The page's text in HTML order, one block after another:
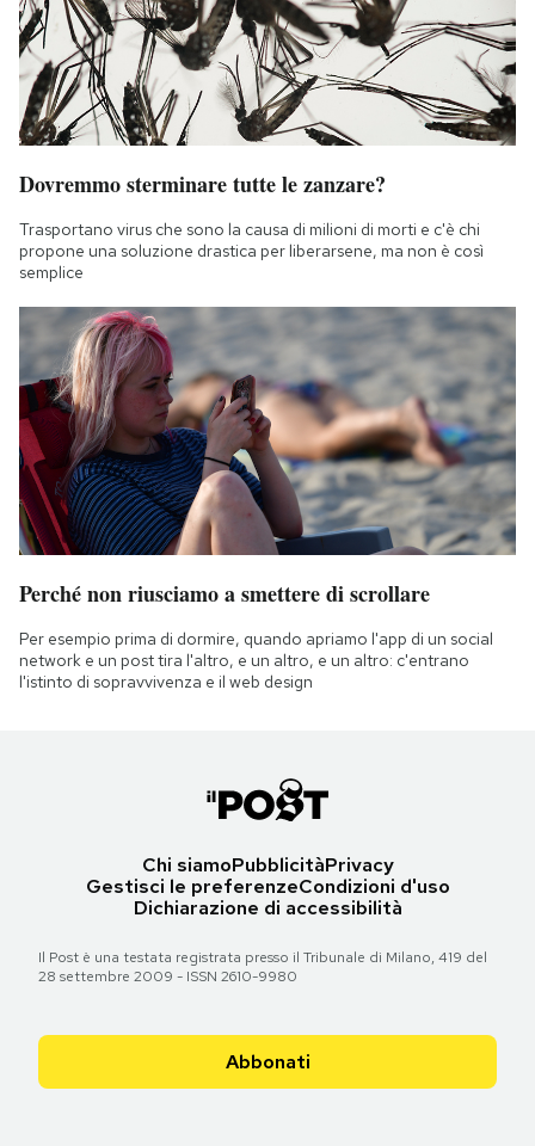
Dovremmo sterminare tutte le zanzare?
Trasportano virus che sono la causa di milioni di morti e c'è chi
propone una soluzione drastica per liberarsene, ma non è così
semplice
Perché non riusciamo a smettere di scrollare
Per esempio prima di dormire, quando apriamo l'app di un social
network e un post tira l'altro, e un altro, e un altro: c'entrano
l'istinto di sopravvivenza e il web design
Chi siamoPubblicitàPrivacy
Gestisci le preferenzeCondizioni d'uso
Dichiarazione di accessibilità
Il Post è una testata registrata presso il Tribunale di Milano, 419 del
28 settembre 2009 - ISSN 2610-9980
Abbonati